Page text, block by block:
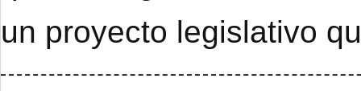
un proyecto legislativo